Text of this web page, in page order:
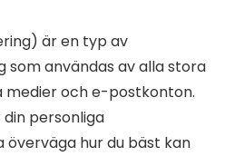
är en typ av
användas av alla stora
och e-postkonton.
personliga
överväga hur du bäst kan